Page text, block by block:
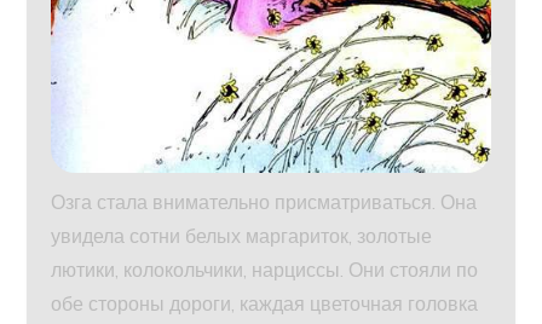
Озга стала внимательно присматриваться. Она
увидела сотни белых маргариток, золотые
лютики, колокольчики, нарциссы. Они стояли по
обе стороны дороги, каждая цветочная головка